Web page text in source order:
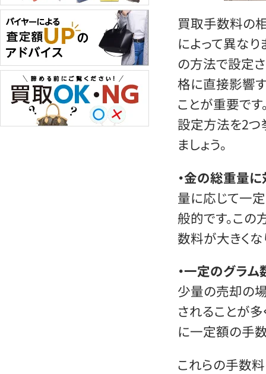
買取手数料の
によって異なり
の方法で設定
格に直接影響
ことが重要で
設定方法を2つ
ましょう。
・金の総重量
量に応じて一
般的です。こ
数料が大きくな
・一定のグラ
少量の売却の
されることが
に一定額の手
これらの手数